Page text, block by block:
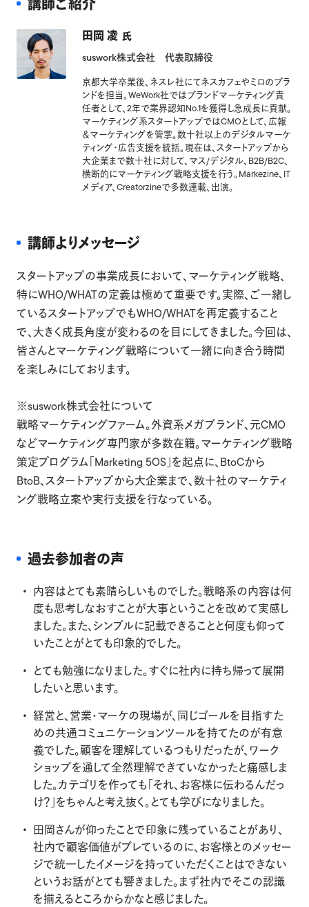
講師ご紹介
田岡 凌 氏
suswork株式会社 代表取締役
京都大学卒業後、ネスレ社にてネスカフェやミロのブラ
ンドを担当。WeWork社ではブランドマーケティング責
任者として、2年で業界認知No.1を獲得し急成長に貢献。
マーケティング系スタートアップではCMOとして、広報
＆マーケティングを管掌。数十社以上のデジタルマーケ
ティング・広告支援を統括。現在は、スタートアップから
大企業まで数十社に対して、マス/デジタル、B2B/B2C、
横断的にマーケティング戦略支援を行う。Markezine、IT
メディア、Creatorzineで多数連載、出演。
講師よりメッセージ
スタートアップの事業成長において、マーケティング戦略、
特にWHO/WHATの定義は極めて重要です。実際、ご一緒し
ているスタートアップでもWHO/WHATを再定義すること
で、大きく成長角度が変わるのを目にしてきました。今回は、
皆さんとマーケティング戦略について一緒に向き合う時間
を楽しみにしております。
※suswork株式会社について
戦略マーケティングファーム。外資系メガブランド、元CMO
などマーケティング専門家が多数在籍。マーケティング戦略
策定プログラム「Marketing 5OS」を起点に、BtoCから
BtoB、スタートアップから大企業まで、数十社のマーケティ
ング戦略立案や実行支援を行なっている。
過去参加者の声
内容はとても素晴らしいものでした。戦略系の内容は何
度も思考しなおすことが大事ということを改めて実感し
ました。また、シンプルに記載できることと何度も仰って
いたことがとても印象的でした。
とても勉強になりました。すぐに社内に持ち帰って展開
したいと思います。
経営と、営業・マーケの現場が、同じゴールを目指すた
めの共通コミュニケーションツールを持てたのが有意
義でした。顧客を理解しているつもりだったが、ワーク
ショップを通して全然理解できていなかったと痛感しま
した。カテゴリを作っても「それ、お客様に伝わるんだっ
け？」をちゃんと考え抜く。とても学びになりました。
田岡さんが仰ったことで印象に残っていることがあり、
社内で顧客価値がブレているのに、お客様とのメッセー
ジで統一したイメージを持っていただくことはできない
というお話がとても響きました。まず社内でそこの認識
を揃えるところからかなと感じました。